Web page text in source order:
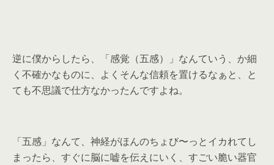
逆に僕からしたら、「感覚（五感）」なんていう、か細
く不確かなものに、よくそんな信頼を置けるなぁと、と
ても不思議で仕方なかったんですよね。
「五感」なんて、神経がほんのちょび〜っとイカれてし
まったら、すぐに脳に嘘を伝えにいく、すごい脆い器官